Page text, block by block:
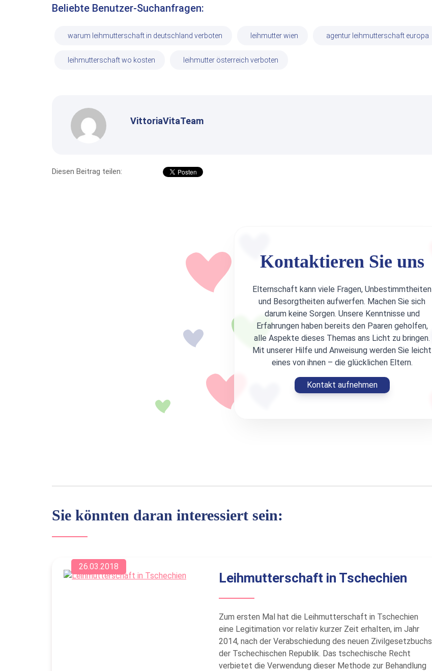
Beliebte Benutzer-Suchanfragen:
warum leihmutterschaft in deutschland verboten leihmutter wien agentur leihmutterschaft europa
leihmutterschaft wo kosten leihmutter österreich verboten
VittoriaVitaTeam
Diesen Beitrag teilen:
Kontaktieren Sie uns
Elternschaft kann viele Fragen, Unbestimmtheiten
und Besorgtheiten aufwerfen. Machen Sie sich
darum keine Sorgen. Unsere Kenntnisse und
Erfahrungen haben bereits den Paaren geholfen,
alle Aspekte dieses Themas ans Licht zu bringen.
Mit unserer Hilfe und Anweisung werden Sie leicht
eines von ihnen – die glücklichen Eltern.
Kontakt aufnehmen
Sie könnten daran interessiert sein:
26.03.2018
Leihmutterschaft in Tschechien
Zum ersten Mal hat die Leihmutterschaft in Tschechien
eine Legitimation vor relativ kurzer Zeit erhalten, im Jahr
2014, nach der Verabschiedung des neuen Zivilgesetzbuchs
der Tschechischen Republik. Das tschechische Recht
verbietet die Verwendung dieser Methode zur Behandlung